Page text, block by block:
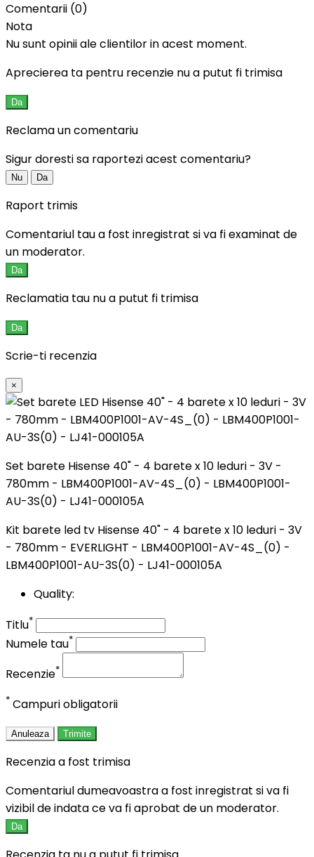
Comentarii (0)
Nota
Nu sunt opinii ale clientilor in acest moment.
Aprecierea ta pentru recenzie nu a putut fi trimisa
Da
Reclama un comentariu
Sigur doresti sa raportezi acest comentariu?
Nu Da
Raport trimis
Comentariul tau a fost inregistrat si va fi examinat de
un moderator.
Da
Reclamatia tau nu a putut fi trimisa
Da
Scrie-ti recenzia
×
Set barete Hisense 40" - 4 barete x 10 leduri - 3V -
780mm - LBM400P1001-AV-4S_(0) - LBM400P1001-
AU-3S(0) - LJ41-000105A
Kit barete led tv Hisense 40" - 4 barete x 10 leduri - 3V
- 780mm - EVERLIGHT - LBM400P1001-AV-4S_(0) -
LBM400P1001-AU-3S(0) - LJ41-000105A
Quality:
Titlu*
Numele tau*
Recenzie*
* Campuri obligatorii
Anuleaza Trimite
Recenzia a fost trimisa
Comentariul dumeavoastra a fost inregistrat si va fi
vizibil de indata ce va fi aprobat de un moderator.
Da